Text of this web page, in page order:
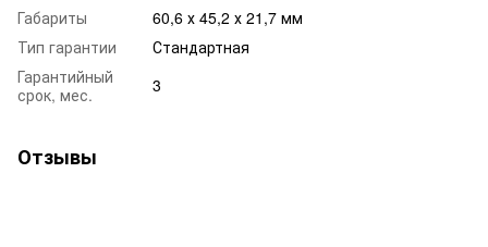
Габариты
60,6 х 45,2 х 21,7 мм
Тип гарантии
Стандартная
Гарантийный
срок, мес.
3
Отзывы